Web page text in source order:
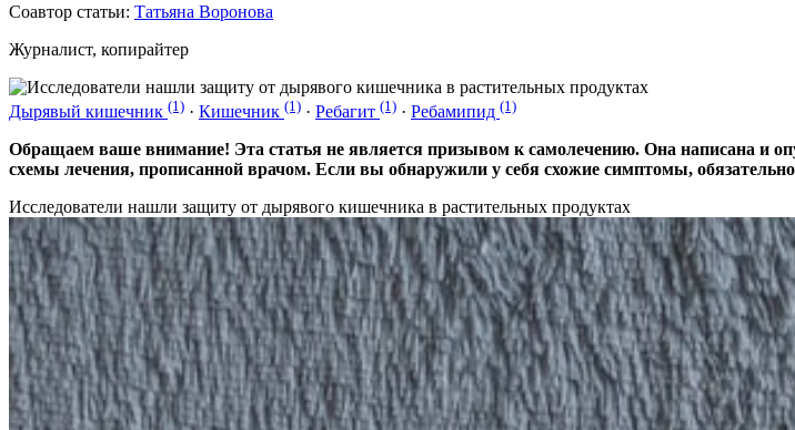
Соавтор статьи: Татьяна Воронова
Журналист, копирайтер
Дырявый кишечник (1) · Кишечник (1) · Ребагит (1) · Ребамипид (1)
Обращаем ваше внимание! Эта статья не является призывом к самолечению. Она написана и
схемы лечения, прописанной врачом. Если вы обнаружили у себя схожие симптомы,
Исследователи нашли защиту от дырявого кишечника в растительных продуктах